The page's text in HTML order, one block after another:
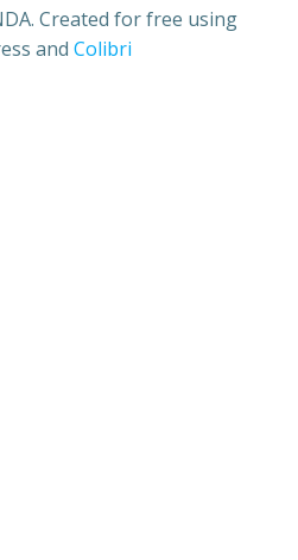
Created for free using
and Colibri